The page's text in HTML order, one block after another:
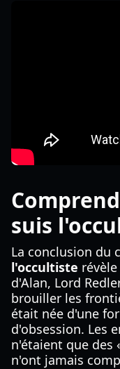
suis
La conclusion du
l'occultiste
d'Alan, Lord
brouiller les
était née d'une
d'obsession. Les
n'étaient que des
n'ont jamais